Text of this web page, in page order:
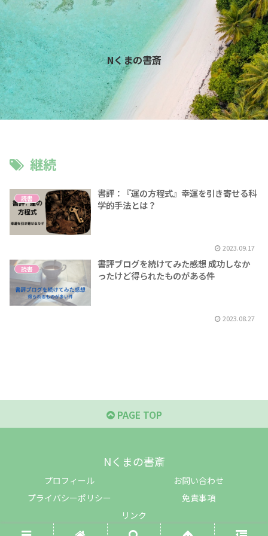
Nくまの書斎
継続
読書
書評：『運の方程式』幸運を引き寄せる科
学的手法とは？
2023.09.17
読書
書評ブログを続けてみた感想 成功しなか
ったけど得られたものがある件
2023.08.27
PAGE TOP
Nくまの書斎
プロフィール
お問い合わせ
プライバシーポリシー
免責事項
リンク